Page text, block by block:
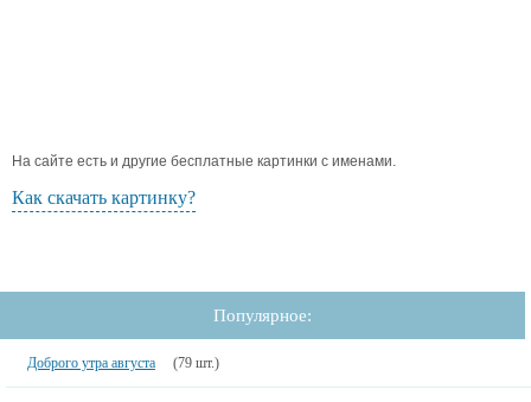
На сайте есть и другие бесплатные картинки с именами.
Как скачать картинку?
Популярное:
Доброго утра августа (79 шт.)